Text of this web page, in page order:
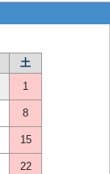
土
1
8
15
22